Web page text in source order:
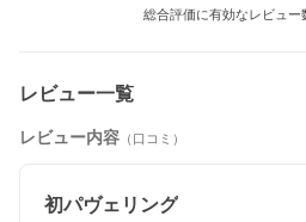
総合評価に有効なレビュー
レビュー一覧
レビュー内容 （口コミ）
初パヴェリング